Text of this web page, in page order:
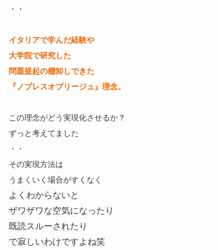
・・
イタリアで学んだ経験や
大学院で研究した
問題提起の棚卸しできた
『ノブレスオブリージュ』理念。
この理念がどう実現化させるか？
ずっと考えてました
・・
その実現方法は
うまくいく場合がすくなく
よくわからないと
ザワザワな空気になったり
既読スルーされたり
で寂しいわけですよね笑